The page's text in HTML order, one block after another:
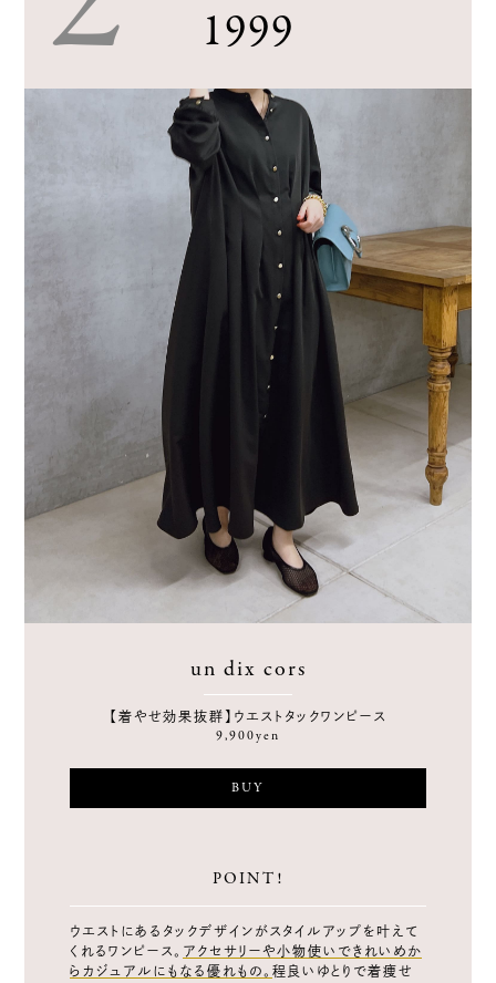
1999
un dix cors
【着やせ効果抜群】ウエストタックワンピース
9,900yen
BUY
POINT!
ウエストにあるタックデザインがスタイルアップを叶えて
くれるワンピース。 アクセサリーや小物使いできれいめか
らカジュアルにもなる優れもの。 程良いゆとりで着痩せ